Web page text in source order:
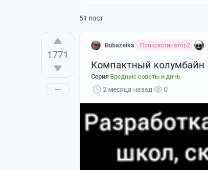
51 пост
1771
Bubazeika Прокрастинатор2
Компактный колумбайн
Серия Вредные советы и дичь
2 месяца назад 0